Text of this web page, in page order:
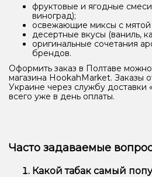
фруктовые и ягодные
виноград);
освежающие миксы с мятой
десертные вкусы (ваниль,
оригинальные сочетания
брендов.
Оформить заказ в Полтаве
магазина HookahMarket. Заказы
Украине через службу доставки
всего уже в день оплаты.
Часто задаваемые
Какой табак самый